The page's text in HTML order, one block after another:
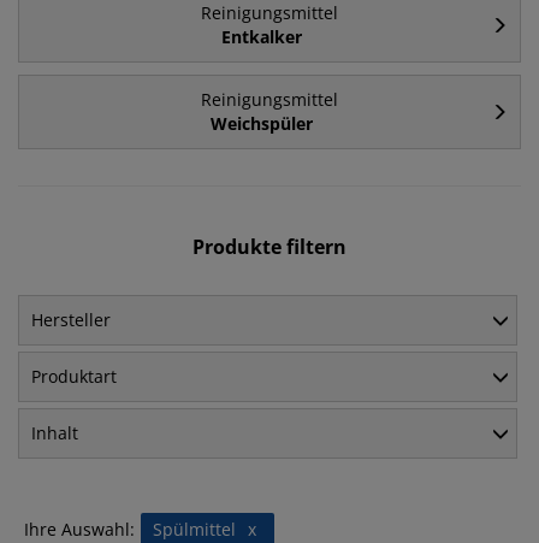
Reinigungsmittel
Entkalker
Reinigungsmittel
Weichspüler
Produkte filtern
Hersteller
Produktart
Inhalt
Ihre Auswahl: x
Spülmittel